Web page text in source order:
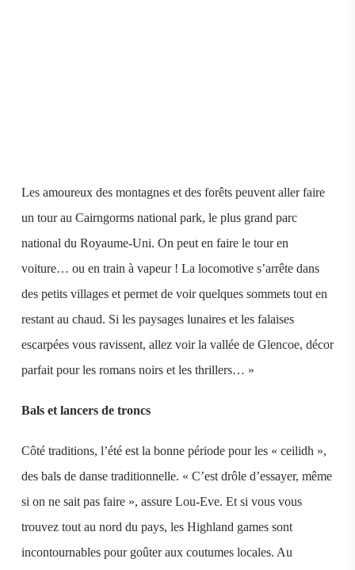
Les amoureux des montagnes et des forêts peuvent aller faire
un tour au Cairngorms national park, le plus grand parc
national du Royaume-Uni. On peut en faire le tour en
voiture… ou en train à vapeur ! La locomotive s’arrête dans
des petits villages et permet de voir quelques sommets tout en
restant au chaud. Si les paysages lunaires et les falaises
escarpées vous ravissent, allez voir la vallée de Glencoe, décor
parfait pour les romans noirs et les thrillers… »
Bals et lancers de troncs
Côté traditions, l’été est la bonne période pour les « ceilidh »,
des bals de danse traditionnelle. « C’est drôle d’essayer, même
si on ne sait pas faire », assure Lou-Eve. Et si vous vous
trouvez tout au nord du pays, les Highland games sont
incontournables pour goûter aux coutumes locales. Au